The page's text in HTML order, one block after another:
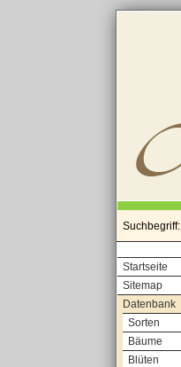
Suchbegriff:
Startseite
Sitemap
Datenbank
Sorten
Bäume
Blüten